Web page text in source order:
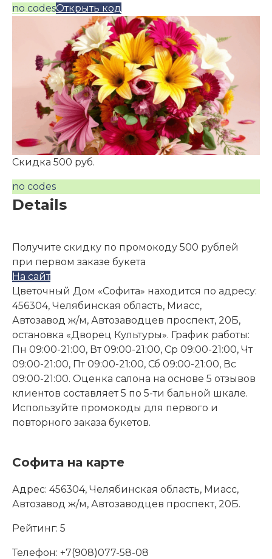
no codesОткрыть код
Скидка 500 руб.
no codes
Details
Получите скидку по промокоду 500 рублей
при первом заказе букета
На сайт
Цветочный Дом «Софита» находится по адресу:
456304, Челябинская область, Миасс,
Автозавод ж/м, Автозаводцев проспект, 20Б,
остановка «Дворец Культуры». График работы:
Пн 09:00-21:00, Вт 09:00-21:00, Ср 09:00-21:00, Чт
09:00-21:00, Пт 09:00-21:00, Сб 09:00-21:00, Вс
09:00-21:00. Оценка салона на основе 5 отзывов
клиентов составляет 5 по 5-ти бальной шкале.
Используйте промокоды для первого и
повторного заказа букетов.
Софита на карте
Адрес: 456304, Челябинская область, Миасс,
Автозавод ж/м, Автозаводцев проспект, 20Б.
Рейтинг: 5
Телефон: +7(908)077-58-08